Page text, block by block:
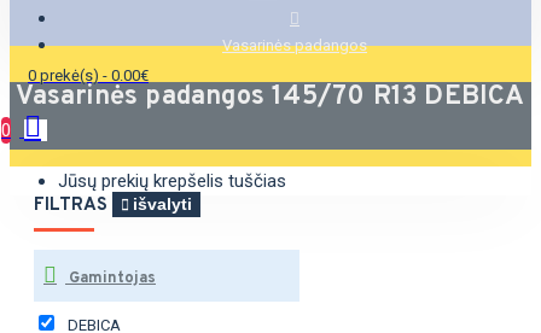
0 prekė(s) - 0.00€
0
Jūsų prekių krepšelis tuščias
Vasarinės padangos
Vasarinės padangos 145/70 R13 DEBICA
FILTRAS išvalyti
Gamintojas
DEBICA